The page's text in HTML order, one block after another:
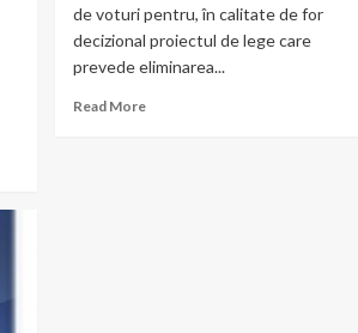
de voturi pentru, în calitate de for
decizional proiectul de lege care
prevede eliminarea...
Read More